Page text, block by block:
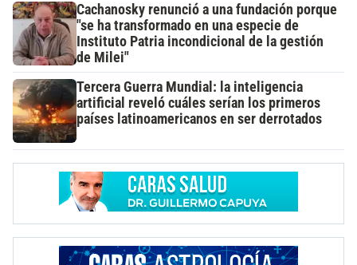
Cachanosky renunció a una fundación porque
"se ha transformado en una especie de
Instituto Patria incondicional de la gestión
de Milei"
Tercera Guerra Mundial: la inteligencia
artificial reveló cuáles serían los primeros
países latinoamericanos en ser derrotados